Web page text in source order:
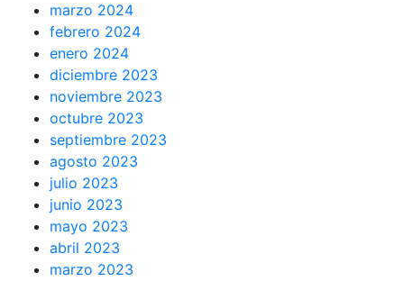
marzo 2024
febrero 2024
enero 2024
diciembre 2023
noviembre 2023
octubre 2023
septiembre 2023
agosto 2023
julio 2023
junio 2023
mayo 2023
abril 2023
marzo 2023